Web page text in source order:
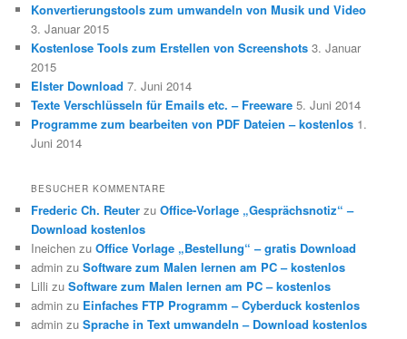
Konvertierungstools zum umwandeln von Musik und Video
3. Januar 2015
Kostenlose Tools zum Erstellen von Screenshots 3. Januar
2015
Elster Download 7. Juni 2014
Texte Verschlüsseln für Emails etc. – Freeware 5. Juni 2014
Programme zum bearbeiten von PDF Dateien – kostenlos 1.
Juni 2014
BESUCHER KOMMENTARE
Frederic Ch. Reuter zuOffice-Vorlage „Gesprächsnotiz“ –
Download kostenlos
Ineichen zuOffice Vorlage „Bestellung“ – gratis Download
admin zuSoftware zum Malen lernen am PC – kostenlos
Lilli zuSoftware zum Malen lernen am PC – kostenlos
admin zu Einfaches FTP Programm – Cyberduck kostenlos
admin zuSprache in Text umwandeln – Download kostenlos